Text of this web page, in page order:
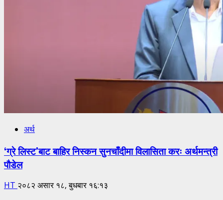
अर्थ
‘ग्रे लिस्ट’बाट बाहिर निस्कन सुनचाँदीमा विलासिता करः अर्थमन्त्री
पौडेल
HT २०८२ असार १८, बुधबार १६:१३